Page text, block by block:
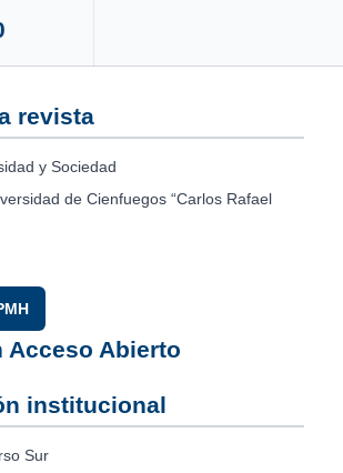
revista
y Sociedad
de Cienfuegos “Carlos Rafael
Acceso Abierto
institucional
Sur